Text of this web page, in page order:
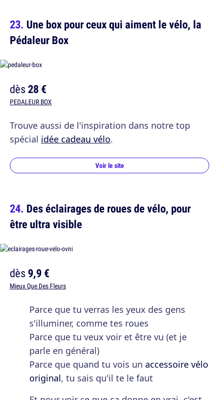
Une box pour ceux qui aiment le vélo, la
Pédaleur Box
dès28 €
PEDALEUR BOX
Trouve aussi de l'inspiration dans notre top
spécial idée cadeau vélo.
Voir le site
Des éclairages de roues de vélo, pour
être ultra visible
dès9,9 €
Mieux Que Des Fleurs
Parce que tu verras les yeux des gens
s'illuminer, comme tes roues
Parce que tu veux voir et être vu (et je
parle en général)
Parce que quand tu vois un accessoire vélo
original, tu sais qu'il te le faut